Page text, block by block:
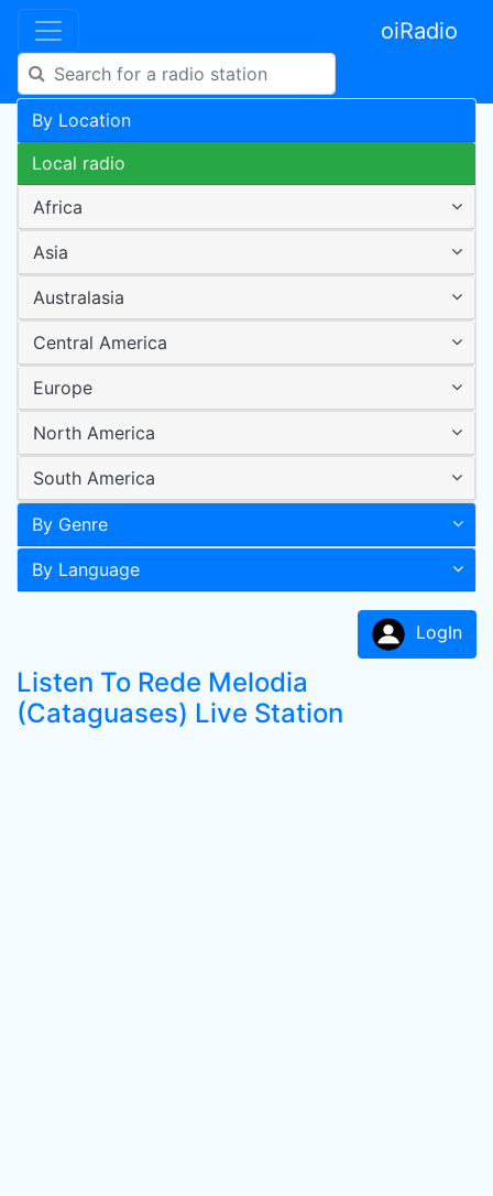
oiRadio
By Location
Local radio
Africa
Asia
Australasia
Central America
Europe
North America
South America
By Genre
By Language
LogIn
Listen To Rede Melodia
(Cataguases) Live Station